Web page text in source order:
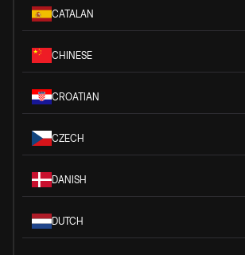
CATALAN
CHINESE
CROATIAN
CZECH
DANISH
DUTCH